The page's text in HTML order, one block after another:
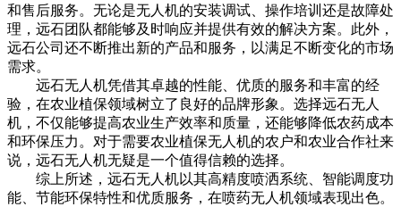
和售后服务。无论是无人机的安装调试、操作培训还是故障处
理，远石团队都能够及时响应并提供有效的解决方案。此外，
远石公司还不断推出新的产品和服务，以满足不断变化的市场
需求。
远石无人机凭借其卓越的性能、优质的服务和丰富的经
验，在农业植保领域树立了良好的品牌形象。选择远石无人
机，不仅能够提高农业生产效率和质量，还能够降低农药成本
和环保压力。对于需要农业植保无人机的农户和农业合作社来
说，远石无人机无疑是一个值得信赖的选择。
综上所述，远石无人机以其高精度喷洒系统、智能调度功
能、节能环保特性和优质服务，在喷药无人机领域表现出色。